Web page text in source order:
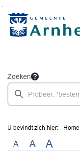
Zoeken
U bevindt zich hier: Home
A A A